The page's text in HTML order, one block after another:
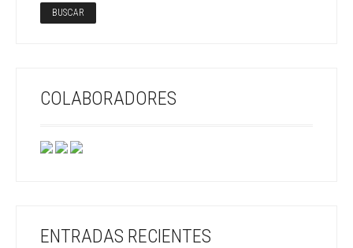
COLABORADORES
ENTRADAS RECIENTES